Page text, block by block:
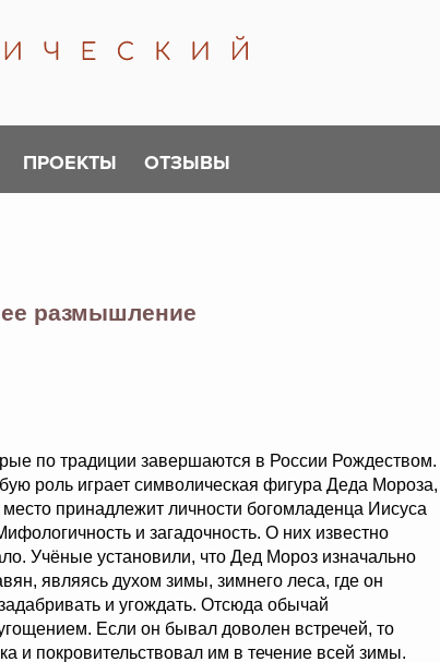
ПРОЕКТЫ ОТЗЫВЫ
размышление
по традиции завершаются в России Рождеством.
роль играет символическая фигура Деда Мороза,
принадлежит личности богомладенца Иисуса
и загадочность. О них известно
Учёные установили, что Дед Мороз изначально
являясь духом зимы, зимнего леса, где он
и угождать. Отсюда обычай
Если он бывал доволен встречей, то
и покровительствовал им в течение всей зимы.